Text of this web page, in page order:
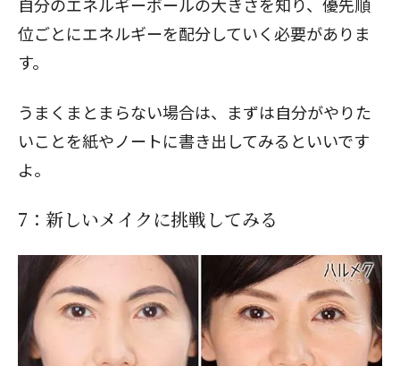
位ごとにエネルギーを配分していく必要がありま
す。
うまくまとまらない場合は、まずは自分がやりた
いことを紙やノートに書き出してみるといいです
よ。
7：新しいメイクに挑戦してみる